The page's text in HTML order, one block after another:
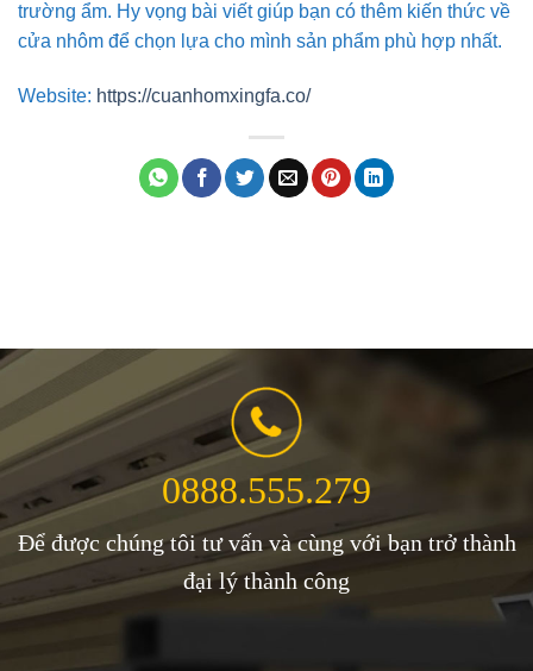
trường ẩm. Hy vọng bài viết giúp bạn có thêm kiến thức về
cửa nhôm để chọn lựa cho mình sản phẩm phù hợp nhất.
Website: https://cuanhomxingfa.co/
0888.555.279
Để được chúng tôi tư vấn và cùng với bạn trở thành
đại lý thành công